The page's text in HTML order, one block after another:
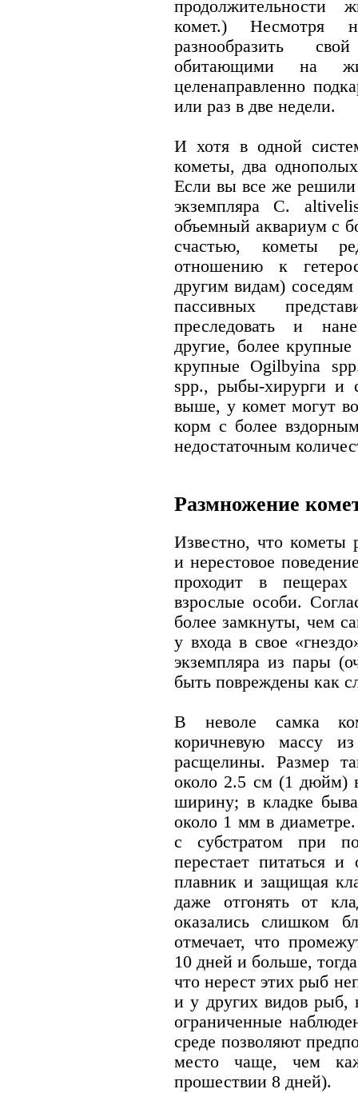
продолжительности
комет.)
разнообразить
обитающими на
целенаправленно
или раз в две недели.
И хотя в одной
кометы, два
Если вы все же решили
экземпляра C.
объемный аквариум с
счастью, кометы
отношению к
другим видам)
пассивных
преследовать и
другие, более
крупные Ogilbyina
spp., рыбы-хирурги и
выше, у комет могут
корм с более
недостаточным
Размножение
Известно, что кометы
и нерестовое
проходит в
взрослые особи.
более замкнуты, чем
у входа в свое
экземпляра из пары
быть повреждены как
В неволе самка
коричневую массу
расщелины. Размер
около 2.5 см (1 дюйм)
ширину; в кладке
около 1 мм в
с субстратом при
перестает питаться и
плавник и защищая
даже отгонять от
оказались слишком
отмечает, что
10 дней и больше,
что нерест этих рыб
и у других видов
ограниченные
среде позволяют
место чаще, чем
прошествии 8 дней).